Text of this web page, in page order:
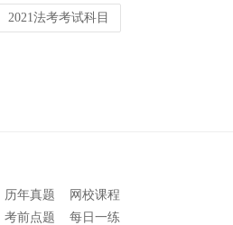
2021法考考试科目
历年真题
网校课程
考前点题 每日一练